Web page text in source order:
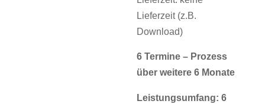
Lieferzeit (z.B.
Download)
6 Termine – Prozess
über weitere 6 Monate
Leistungsumfang: 6